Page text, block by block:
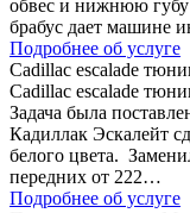
обвес и нижнюю губу
брабус дает машине
Подробнее об услуге
Сadillac escalade
Сadillac escalade
Задача была
Кадиллак Эскалейт
белого цвета.
передних от 222…
Подробнее об услуге